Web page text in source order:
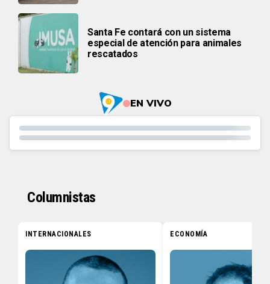
Santa Fe contará con un sistema
especial de atención para animales
rescatados
EN VIVO
Columnistas
INTERNACIONALES ECONOMÍA